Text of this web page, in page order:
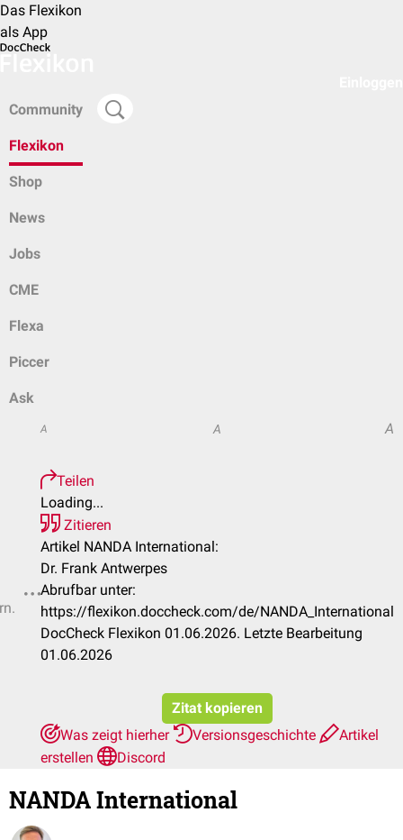
Das Flexikon
als App
Community
Flexikon
Shop
News
Jobs
CME
Flexa
Piccer
Ask
A A A
Teilen
Loading...
Zitieren
Artikel NANDA International:
Dr. Frank Antwerpes
Abrufbar unter:
https://flexikon.doccheck.com/de/NANDA_International
DocCheck Flexikon 01.06.2026. Letzte Bearbeitung
01.06.2026
Zitat kopieren
Was zeigt hierher
Versionsgeschichte
Artikel
erstellen
Discord
NANDA International